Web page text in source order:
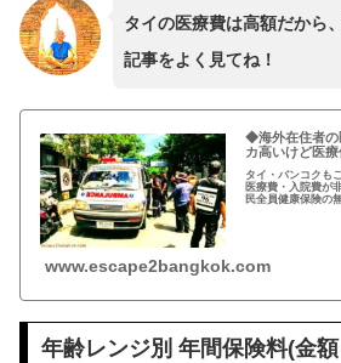
タイの医療費は高額だから
記事をよく見てね！
◆海外在住者の
カ高いけど医
タイ・バンコクも
医療費・入院費が
民全員健康保険の
www.escape2bangkok.com
年齢レンジ別 年間保険料(金